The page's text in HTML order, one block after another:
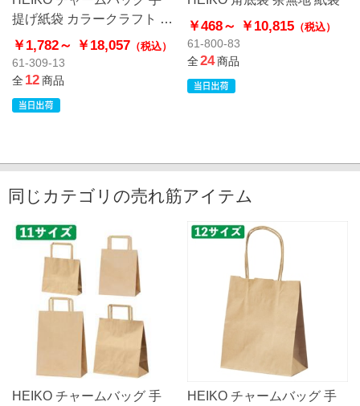
提げ紙袋 カラークラフト オ
レンジ
￥1,782～ ￥18,057 （税込）
61-309-13
全12商品
￥468～ ￥10,815（税込）
61-800-83
全24商品
同じカテゴリの売れ筋アイテム
HEIKO チャームバッグ 手
HEIKO チャームバッグ 手